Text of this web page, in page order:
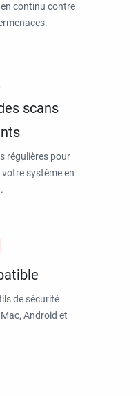
continu contre
scans
régulières pour
système en
de sécurité
Android et